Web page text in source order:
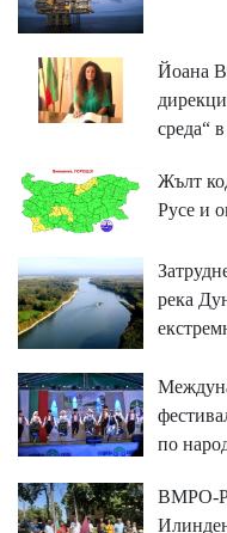
Йоана
среда“
Жълт
Русе и
река
по
ВМРО-